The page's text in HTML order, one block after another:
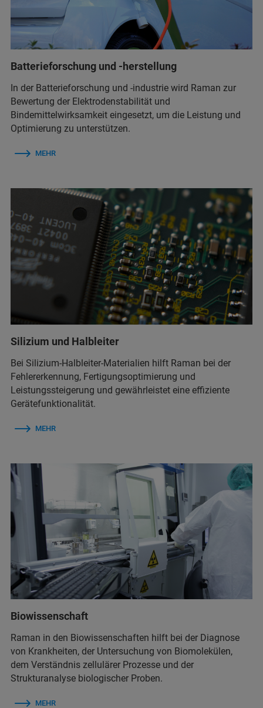
Batterieforschung und -herstellung
In der Batterieforschung und -industrie wird Raman zur
Bewertung der Elektrodenstabilität und
Bindemittelwirksamkeit eingesetzt, um die Leistung und
Optimierung zu unterstützen.
MEHR
Silizium und Halbleiter
Bei Silizium-Halbleiter-Materialien hilft Raman bei der
Fehlererkennung, Fertigungsoptimierung und
Leistungssteigerung und gewährleistet eine effiziente
Gerätefunktionalität.
MEHR
Biowissenschaft
Raman in den Biowissenschaften hilft bei der Diagnose
von Krankheiten, der Untersuchung von Biomolekülen,
dem Verständnis zellulärer Prozesse und der
Strukturanalyse biologischer Proben.
MEHR